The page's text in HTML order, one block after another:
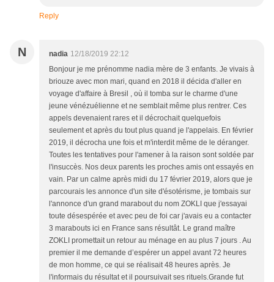
Reply
N nadia 12/18/2019 22:12
Bonjour je me prénomme nadia mère de 3 enfants. Je vivais à
briouze avec mon mari, quand en 2018 il décida d'aller en
voyage d'affaire à Bresil , où il tomba sur le charme d'une
jeune vénézuélienne et ne semblait même plus rentrer. Ces
appels devenaient rares et il décrochait quelquefois
seulement et après du tout plus quand je l'appelais. En février
2019, il décrocha une fois et m'interdit même de le déranger.
Toutes les tentatives pour l'amener à la raison sont soldée par
l'insuccès. Nos deux parents les proches amis ont essayés en
vain. Par un calme après midi du 17 février 2019, alors que je
parcourais les annonce d'un site d'ésotérisme, je tombais sur
l'annonce d'un grand marabout du nom ZOKLI que j'essayai
toute désespérée et avec peu de foi car j'avais eu a contacter
3 marabouts ici en France sans résultât. Le grand maître
ZOKLI promettait un retour au ménage en au plus 7 jours . Au
premier il me demande d’espérer un appel avant 72 heures
de mon homme, ce qui se réalisait 48 heures après. Je
l'informais du résultat et il poursuivait ses rituels.Grande fut